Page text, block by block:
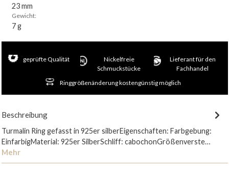
23 mm
Gewicht:
7 g
geprüfte Qualität
Nickelfreie
Schmuckstücke
Lieferant für den
Fachhandel
Ringgrößenänderung kostengünstig möglich
Beschreibung
Turmalin Ring gefasst in 925er silberEigenschaften: Farbgebung:
EinfarbigMaterial: 925er SilberSchliff: cabochonGrößenverste…
Mehr